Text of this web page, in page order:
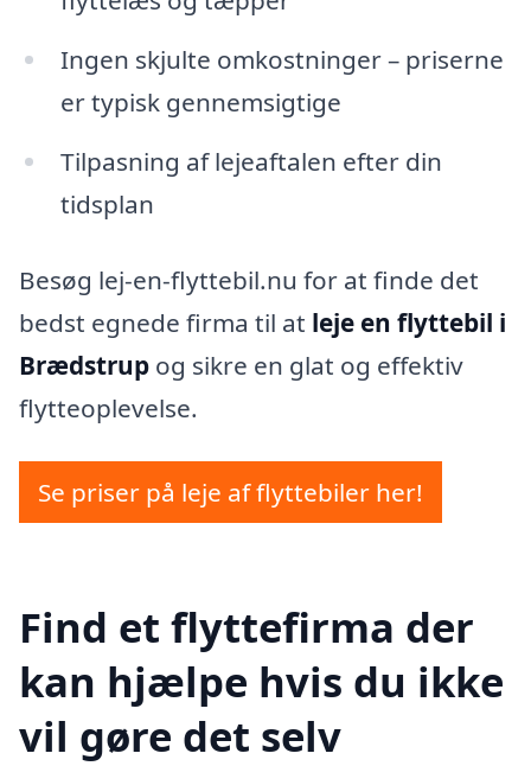
Ingen skjulte omkostninger – priserne
er typisk gennemsigtige
Tilpasning af lejeaftalen efter din
tidsplan
Besøg lej-en-flyttebil.nu for at finde det
bedst egnede firma til at leje en flyttebil i
Brædstrup og sikre en glat og effektiv
flytteoplevelse.
Se priser på leje af flyttebiler her!
Find et flyttefirma der
kan hjælpe hvis du ikke
vil gøre det selv